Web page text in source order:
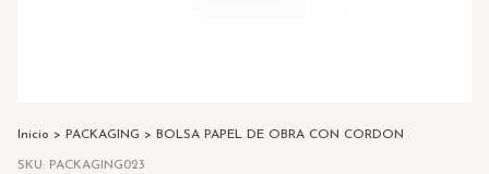
Inicio > PACKAGING > BOLSA PAPEL DE OBRA CON CORDON
SKU: PACKAGING023